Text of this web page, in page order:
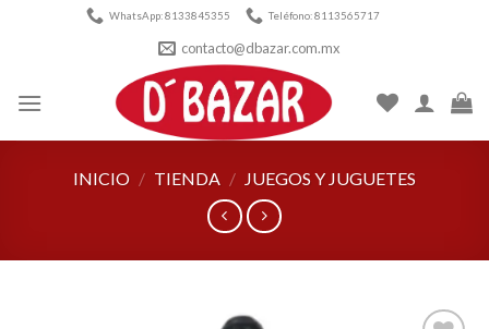
WhatsApp: 8133845355 Teléfono: 8113565717
contacto@dbazar.com.mx
INICIO / TIENDA / JUEGOS Y JUGUETES